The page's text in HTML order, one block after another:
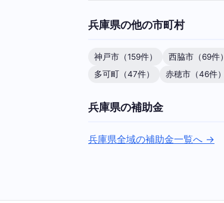
兵庫県の他の市町村
神戸市（159件） 西脇市（69件）
多可町（47件）
赤穂市（46件）
兵庫県の補助金
兵庫県全域の補助金一覧へ →